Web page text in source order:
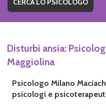
Disturbi ansia:
Maggiolina
Psicologo Milano
psicologi e